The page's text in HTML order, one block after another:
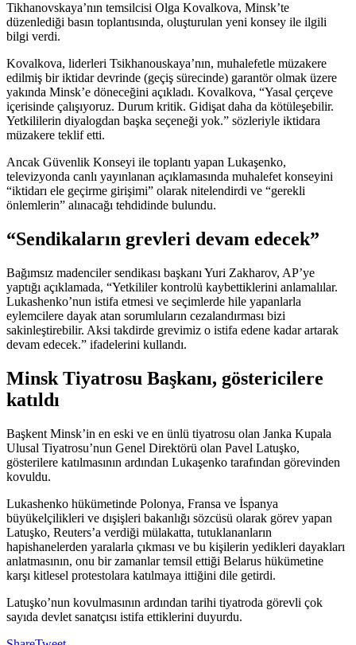
Tikhanovskaya’nın temsilcisi Olga Kovalkova, Minsk’te
düzenlediği basın toplantısında, oluşturulan yeni konsey ile ilgili
bilgi verdi.
Kovalkova, liderleri Tsikhanouskaya’nın, muhalefetle müzakere
edilmiş bir iktidar devrinde (geçiş sürecinde) garantör olmak üzere
yakında Minsk’e döneceğini açıkladı. Kovalkova, “Yasal çerçeve
içerisinde çalışıyoruz. Durum kritik. Gidişat daha da kötüleşebilir.
Yetkililerin diyalogdan başka seçeneği yok.” sözleriyle iktidara
müzakere teklif etti.
Ancak Güvenlik Konseyi ile toplantı yapan Lukaşenko,
televizyonda canlı yayınlanan açıklamasında muhalefet konseyini
“iktidarı ele geçirme girişimi” olarak nitelendirdi ve “gerekli
önlemlerin” alınacağı tehdidinde bulundu.
“Sendikaların grevleri devam edecek”
Bağımsız madenciler sendikası başkanı Yuri Zakharov, AP’ye
yaptığı açıklamada, “Yetkililer kontrolü kaybettiklerini anlamalılar.
Lukashenko’nun istifa etmesi ve seçimlerde hile yapanlarla
eylemcilere dayak atan sorumluların cezalandırması bizi
sakinleştirebilir. Aksi takdirde grevimiz o istifa edene kadar artarak
devam edecek.” ifadelerini kullandı.
Minsk Tiyatrosu Başkanı, göstericilere
katıldı
Başkent Minsk’in en eski ve en ünlü tiyatrosu olan Janka Kupala
Ulusal Tiyatrosu’nun Genel Direktörü olan Pavel Latuşko,
gösterilere katılmasının ardından Lukaşenko tarafından görevinden
kovuldu.
Lukashenko hükümetinde Polonya, Fransa ve İspanya
büyükelçilikleri ve dışişleri bakanlığı sözcüsü olarak görev yapan
Latuşko, Reuters’a verdiği mülakatta, tutuklananların
hapishanelerden yaralarla çıkması ve bu kişilerin yedikleri dayakları
anlatmasının, onu bir zamanlar temsil ettiği Belarus hükümetine
karşı kitlesel protestolara katılmaya ittiğini dile getirdi.
Latuşko’nun kovulmasının ardından tarihi tiyatroda görevli çok
sayıda devlet sanatçısı istifa ettiklerini duyurdu.